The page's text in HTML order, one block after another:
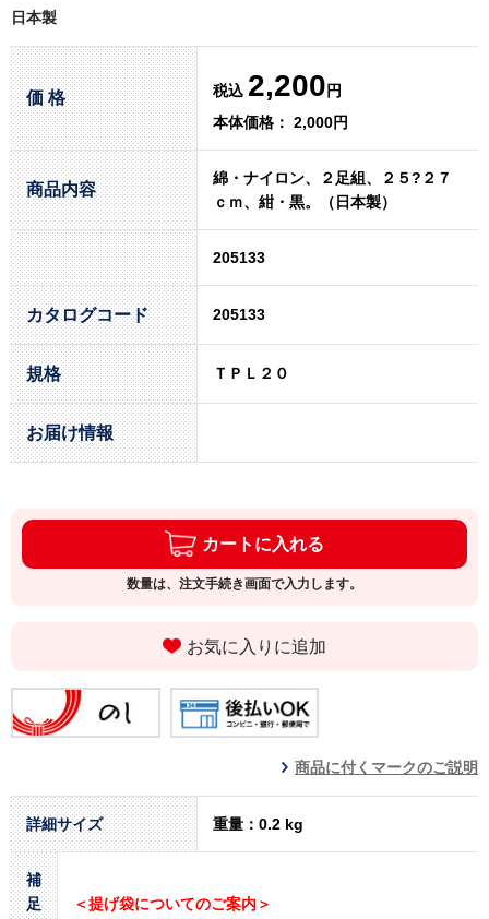
日本製
価 格 税込 2,200 円
本体価格： 2,000円
商品内容
綿・ナイロン、２足組、２５?２７
ｃｍ、紺・黒。（日本製）
205133
カタログコード 205133
規格 ＴＰＬ２０
お届け情報
カートに入れる
数量は、注文手続き画面で入力します。
お気に入りに追加
商品に付くマークのご説明
詳細サイズ 重量：0.2 kg
補
足
＜提げ袋についてのご案内＞